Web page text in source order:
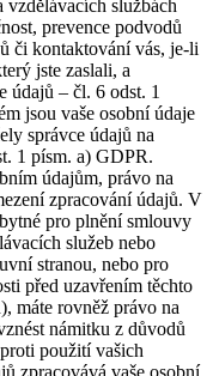
službách
prevence podvodů
či kontaktování vás, je-li
jste zaslali, a
údajů – čl. 6 odst. 1
jsou vaše osobní údaje
správce údajů na
1 písm. a) GDPR.
údajům, právo na
zpracování údajů. V
pro plnění smlouvy
služeb nebo
stranou, nebo pro
před uzavřením těchto
máte rovněž právo na
námitku z důvodů
použití vašich
zpracovává vaše osobní